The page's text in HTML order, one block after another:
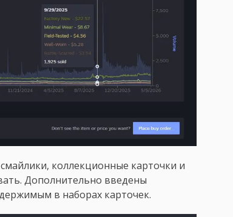
коллекционные карточки и
Дополнительно введены
в наборах карточек.